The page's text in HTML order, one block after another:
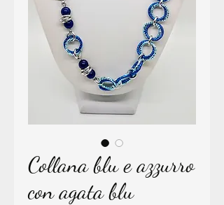
Collana blu e azzurro
con agata blu